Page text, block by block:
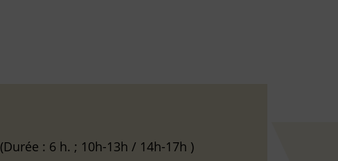
(Durée : 6 h. ; 10h-13h / 14h-17h )